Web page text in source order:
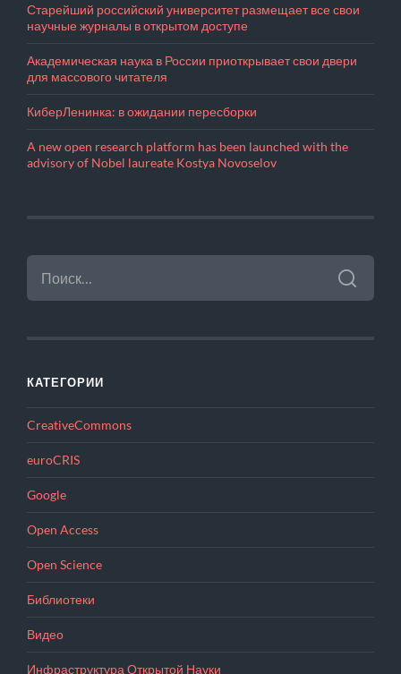
Старейший российский университет размещает все свои
научные журналы в открытом доступе
Академическая наука в России приоткрывает свои двери
для массового читателя
КиберЛенинка: в ожидании пересборки
A new open research platform has been launched with the
advisory of Nobel laureate Kostya Novoselov
НАЙТИ:
КАТЕГОРИИ
CreativeCommons
euroCRIS
Google
Open Access
Open Science
Библиотеки
Видео
Инфраструктура Открытой Науки